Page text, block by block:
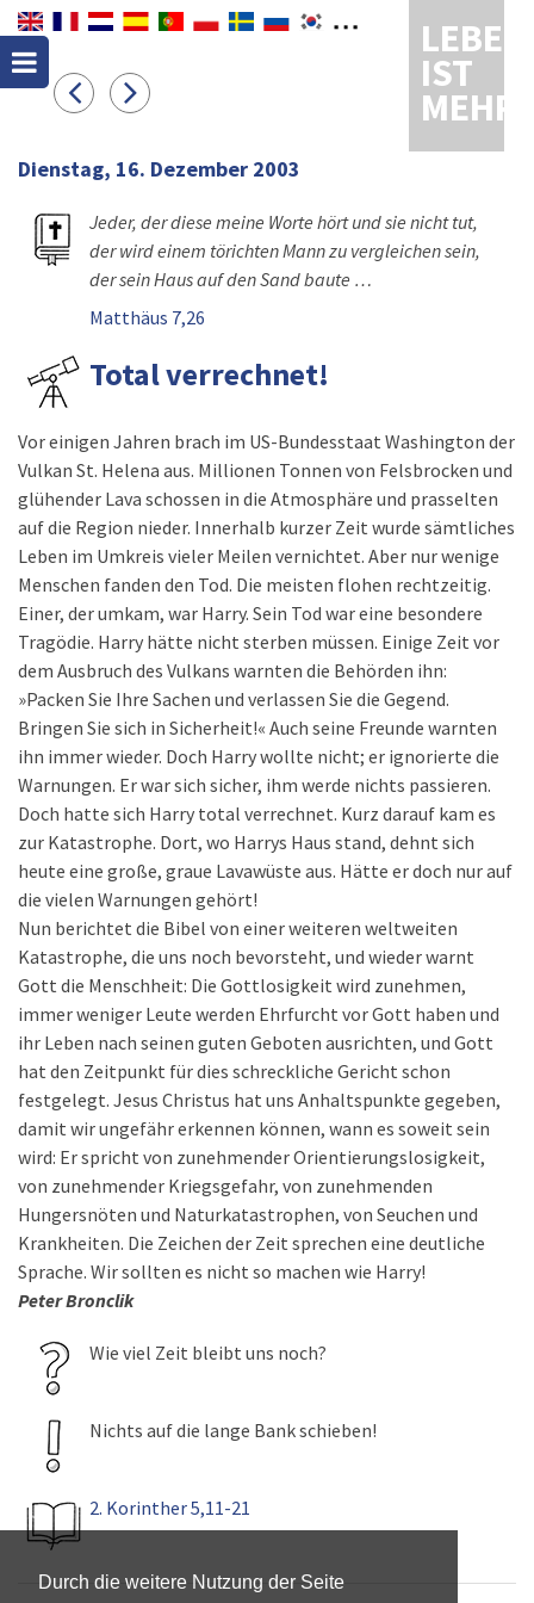
Durch die weitere Nutzung der Seite
LEBEN
IST
MEHR
Dienstag, 16. Dezember 2003
Jeder, der diese meine Worte hört und sie nicht tut,
der wird einem törichten Mann zu vergleichen sein,
der sein Haus auf den Sand baute …
Matthäus 7,26
Total verrechnet!
Vor einigen Jahren brach im US-Bundesstaat Washington der
Vulkan St. Helena aus. Millionen Tonnen von Felsbrocken und
glühender Lava schossen in die Atmosphäre und prasselten
auf die Region nieder. Innerhalb kurzer Zeit wurde sämtliches
Leben im Umkreis vieler Meilen vernichtet. Aber nur wenige
Menschen fanden den Tod. Die meisten flohen rechtzeitig.
Einer, der umkam, war Harry. Sein Tod war eine besondere
Tragödie. Harry hätte nicht sterben müssen. Einige Zeit vor
dem Ausbruch des Vulkans warnten die Behörden ihn:
»Packen Sie Ihre Sachen und verlassen Sie die Gegend.
Bringen Sie sich in Sicherheit!« Auch seine Freunde warnten
ihn immer wieder. Doch Harry wollte nicht; er ignorierte die
Warnungen. Er war sich sicher, ihm werde nichts passieren.
Doch hatte sich Harry total verrechnet. Kurz darauf kam es
zur Katastrophe. Dort, wo Harrys Haus stand, dehnt sich
heute eine große, graue Lavawüste aus. Hätte er doch nur auf
die vielen Warnungen gehört!
Nun berichtet die Bibel von einer weiteren weltweiten
Katastrophe, die uns noch bevorsteht, und wieder warnt
Gott die Menschheit: Die Gottlosigkeit wird zunehmen,
immer weniger Leute werden Ehrfurcht vor Gott haben und
ihr Leben nach seinen guten Geboten ausrichten, und Gott
hat den Zeitpunkt für dies schreckliche Gericht schon
festgelegt. Jesus Christus hat uns Anhaltspunkte gegeben,
damit wir ungefähr erkennen können, wann es soweit sein
wird: Er spricht von zunehmender Orientierungslosigkeit,
von zunehmender Kriegsgefahr, von zunehmenden
Hungersnöten und Naturkatastrophen, von Seuchen und
Krankheiten. Die Zeichen der Zeit sprechen eine deutliche
Sprache. Wir sollten es nicht so machen wie Harry!
Peter Bronclik
Wie viel Zeit bleibt uns noch?
Nichts auf die lange Bank schieben!
2. Korinther 5,11-21